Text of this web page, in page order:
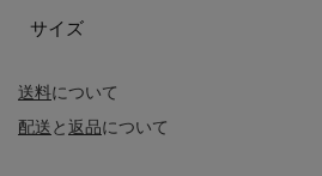
送料について
配送と返品について
サイズ